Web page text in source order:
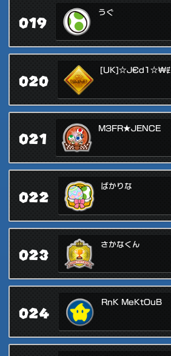
019
うぐ
020
[UK]☆J€d1☆₩Ɇ
021
M3FR★JENCE
022
ばかりな
023
さかなくん
024
RnK MeKtOuB